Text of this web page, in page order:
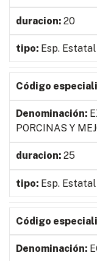
20
Esp. Estatal
PORCINAS Y
25
Esp. Estatal